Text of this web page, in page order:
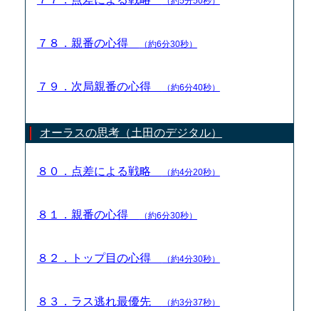
７８．親番の心得 （約6分30秒）
７９．次局親番の心得 （約6分40秒）
オーラスの思考（土田のデジタル）
８０．点差による戦略 （約4分20秒）
８１．親番の心得 （約6分30秒）
８２．トップ目の心得 （約4分30秒）
８３．ラス逃れ最優先 （約3分37秒）